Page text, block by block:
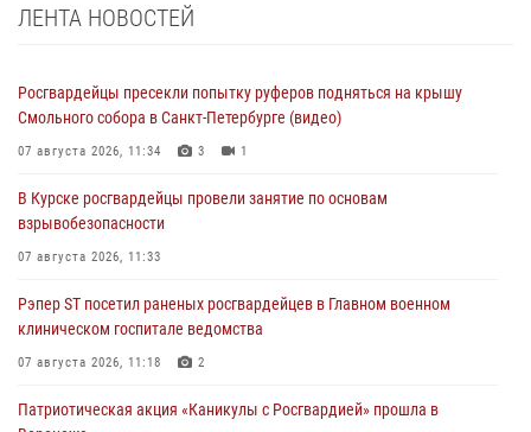
ЛЕНТА НОВОСТЕЙ
Росгвардейцы пресекли попытку руферов подняться на крышу
Смольного собора в Санкт-Петербурге (видео)
07 августа 2026, 11:34 3 1
В Курске росгвардейцы провели занятие по основам
взрывобезопасности
07 августа 2026, 11:33
Рэпер ST посетил раненых росгвардейцев в Главном военном
клиническом госпитале ведомства
07 августа 2026, 11:18 2
Патриотическая акция «Каникулы с Росгвардией» прошла в